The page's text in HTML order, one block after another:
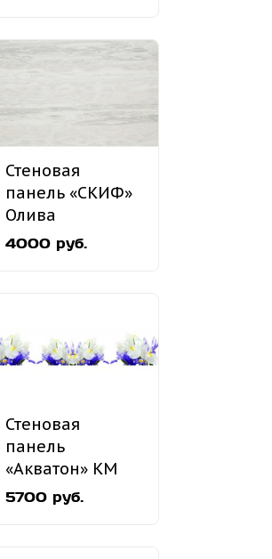
Стеновая
панель «СКИФ»
Олива
жемчужная
4000 руб.
Стеновая
панель
«Акватон» КМ
234
5700 руб.